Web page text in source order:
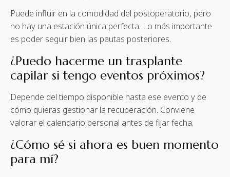
Puede influir en la comodidad del postoperatorio, pero
no hay una estación única perfecta. Lo más importante
es poder seguir bien las pautas posteriores.
¿Puedo hacerme un trasplante
capilar si tengo eventos próximos?
Depende del tiempo disponible hasta ese evento y de
cómo quieras gestionar la recuperación. Conviene
valorar el calendario personal antes de fijar fecha.
¿Cómo sé si ahora es buen momento
para mí?